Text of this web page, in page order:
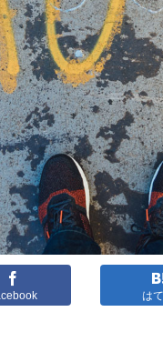
は